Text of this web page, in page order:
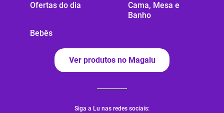
Ofertas do dia
Bebês
Cama, Mesa e
Banho
Ver produtos no Magalu
Siga a Lu nas redes sociais: